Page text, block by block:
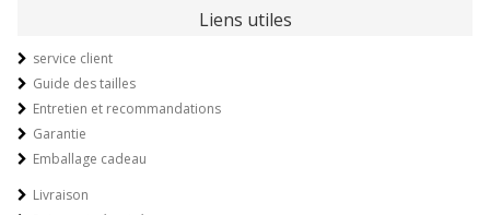
Liens utiles
service client
Guide des tailles
Entretien et recommandations
Garantie
Emballage cadeau
Livraison